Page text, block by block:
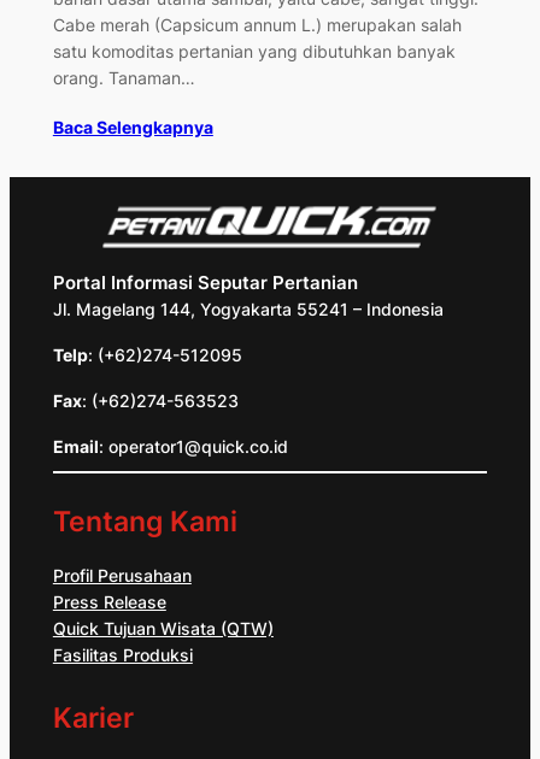
Cabe merah (Capsicum annum L.) merupakan salah
satu komoditas pertanian yang dibutuhkan banyak
orang. Tanaman…
Baca Selengkapnya
Portal Informasi Seputar Pertanian
Jl. Magelang 144, Yogyakarta 55241 – Indonesia
Telp: (+62)274-512095
Fax: (+62)274-563523
Email: operator1@quick.co.id
Tentang Kami
Profil Perusahaan
Press Release
Quick Tujuan Wisata (QTW)
Fasilitas Produksi
Karier